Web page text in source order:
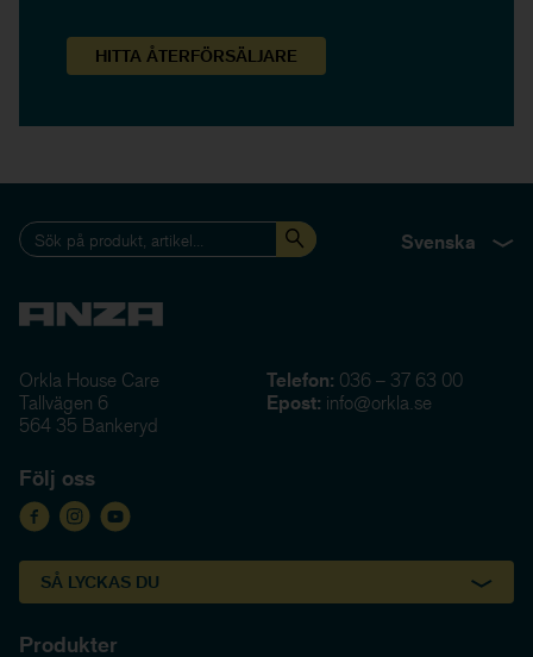
HITTA ÅTERFÖRSÄLJARE
Svenska
Orkla House Care
Tallvägen 6
564 35 Bankeryd
Telefon: 036 – 37 63 00
Epost: info@orkla.se
Följ oss
SÅ LYCKAS DU
Produkter